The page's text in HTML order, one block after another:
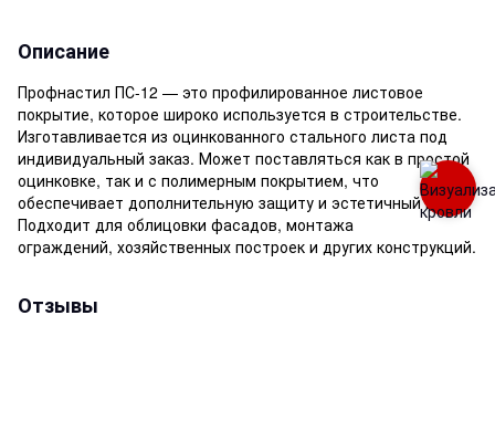
Описание
Профнастил ПС-12 — это профилированное листовое
покрытие, которое широко используется в строительстве.
Изготавливается из оцинкованного стального листа под
индивидуальный заказ. Может поставляться как в простой
оцинковке, так и с полимерным покрытием, что
обеспечивает дополнительную защиту и эстетичный вид.
Подходит для облицовки фасадов, монтажа
ограждений, хозяйственных построек и других конструкций.
Отзывы